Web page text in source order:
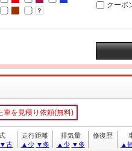
クーポ
車を見積り依頼(無料)
▼古
走行距離
▲少 ▼多
排気量
▲少 ▼多
修復歴
▲